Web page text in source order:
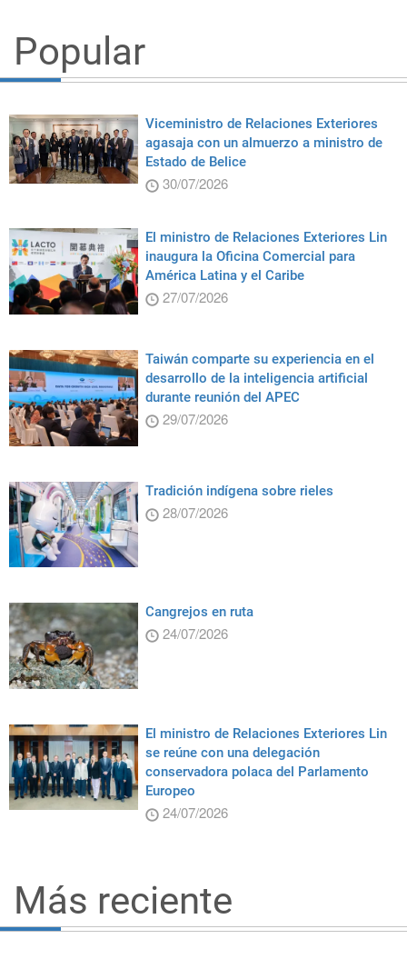
Popular
Viceministro de Relaciones Exteriores
agasaja con un almuerzo a ministro de
Estado de Belice
30/07/2026
El ministro de Relaciones Exteriores Lin
inaugura la Oficina Comercial para
América Latina y el Caribe
27/07/2026
Taiwán comparte su experiencia en el
desarrollo de la inteligencia artificial
durante reunión del APEC
29/07/2026
Tradición indígena sobre rieles
28/07/2026
Cangrejos en ruta
24/07/2026
El ministro de Relaciones Exteriores Lin
se reúne con una delegación
conservadora polaca del Parlamento
Europeo
24/07/2026
Más reciente